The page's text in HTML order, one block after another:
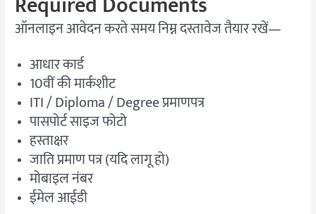
ऑनलाइन आवेदन करते समय निम्न दस्तावेज तैयार रखें—
आधार कार्ड
10वीं की मार्कशीट
ITI / Diploma / Degree प्रमाणपत्र
पासपोर्ट साइज फोटो
हस्ताक्षर
जाति प्रमाण पत्र (यदि लागू हो)
मोबाइल नंबर
ईमेल आईडी